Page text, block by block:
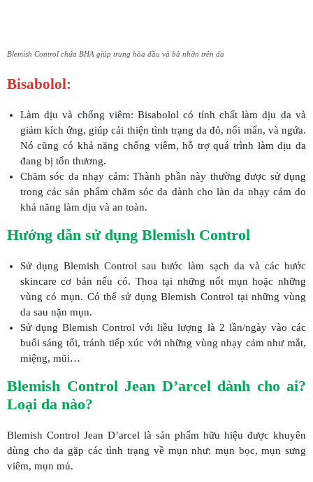
Blemish Control chứa BHA giúp trung hòa dầu và bã nhờn trên da
Bisabolol:
Làm dịu và chống viêm: Bisabolol có tính chất làm dịu da và
giảm kích ứng, giúp cải thiện tình trạng da đỏ, nổi mẩn, và ngứa.
Nó cũng có khả năng chống viêm, hỗ trợ quá trình làm dịu da
đang bị tổn thương.
Chăm sóc da nhạy cảm: Thành phần này thường được sử dụng
trong các sản phẩm chăm sóc da dành cho làn da nhạy cảm do
khả năng làm dịu và an toàn.
Hướng dẫn sử dụng Blemish Control
Sử dụng Blemish Control sau bước làm sạch da và các bước
skincare cơ bản nếu có. Thoa tại những nốt mụn hoặc những
vùng có mụn. Có thể sử dụng Blemish Control tại những vùng
da sau nặn mụn.
Sử dụng Blemish Control với liều lượng là 2 lần/ngày vào các
buổi sáng tối, tránh tiếp xúc với những vùng nhạy cảm như mắt,
miệng, mũi…
Blemish Control Jean D’arcel dành cho ai?
Loại da nào?
Blemish Control Jean D’arcel là sản phẩm hữu hiệu được khuyên
dùng cho da gặp các tình trạng về mụn như: mụn bọc, mụn sưng
viêm, mụn mủ.